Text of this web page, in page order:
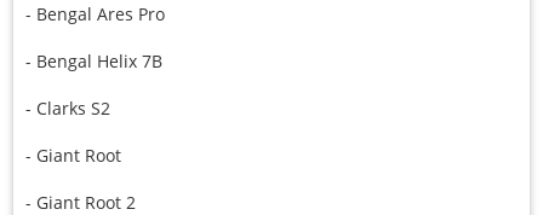
- Bengal Ares Pro
- Bengal Helix 7B
- Clarks S2
- Giant Root
- Giant Root 2